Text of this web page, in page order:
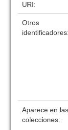
URI:
Otros
identificadores:
Aparece en las
colecciones: